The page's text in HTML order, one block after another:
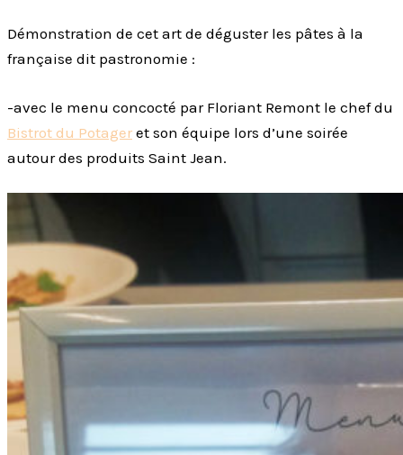
Démonstration de cet art de déguster les pâtes à la
française dit pastronomie :
-avec le menu concocté par Floriant Remont le chef du
Bistrot du Potager et son équipe lors d’une soirée
autour des produits Saint Jean.